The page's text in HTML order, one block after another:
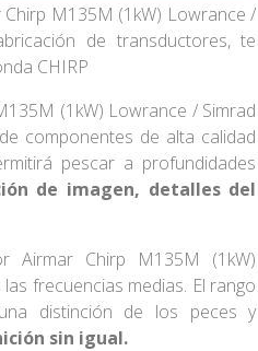
M135M (1kW) Lowrance /
de transductores, te
CHIRP
(1kW) Lowrance / Simrad
componentes de alta calidad
pescar a profundidades
de imagen, detalles del
Airmar Chirp M135M (1kW)
frecuencias medias. El rango
distinción de los peces y
sin igual.